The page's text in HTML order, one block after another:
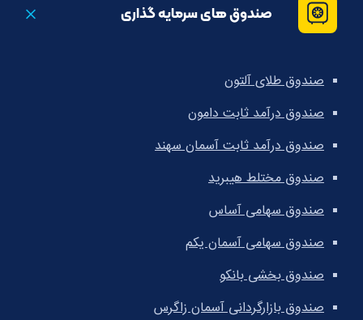
صندوق های سرمایه گذاری
صندوق طلای آلتون
صندوق درآمد ثابت دامون
صندوق درآمد ثابت آسمان سهند
صندوق مختلط هیبرید
صندوق سهامی آساس
صندوق سهامی آسمان یکم
صندوق بخشی بانکو
صندوق بازارگردانی آسمان زاگرس